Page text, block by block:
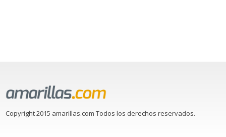
Copyright 2015 amarillas.com Todos los derechos reservados.